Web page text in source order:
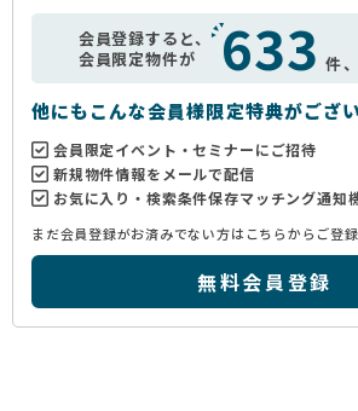
会員登録すると、
会員限定物件が
633 件、
他にもこんな会員様限定特典がござ
会員限定イベント・セミナーにご招待
新規物件情報をメールで配信
お気に入り・検索条件保存マッチング通知
まだ会員登録がお済みでない方はこちらからご登録
無料会員登録